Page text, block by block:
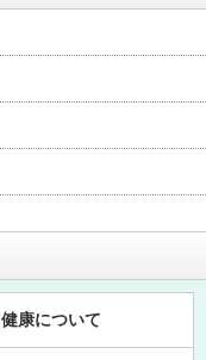
健康について